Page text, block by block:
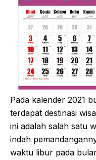
Pada kalender 2021
terdapat destinasi
ini adalah salah satu
indah
waktu libur pada